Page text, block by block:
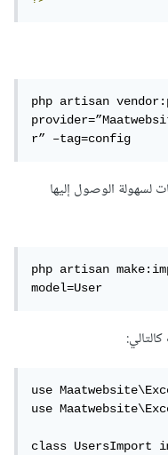
php artisan
r” –tag=config
لسهولة الوصول إليها
php artisan
model=User
use
use
class UsersImport